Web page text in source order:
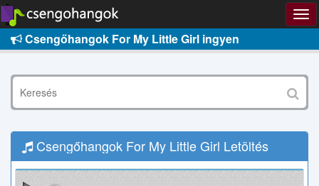
Csengőhangok For My Little Girl ingyen
Csengőhangok For My Little Girl Letöltés